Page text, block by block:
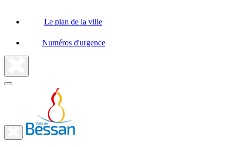
Le plan de la ville
Numéros d'urgence
Fermer
Fermer